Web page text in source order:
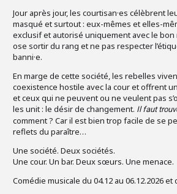
Jour après jour, les courtisan·es célèbrent
masqué et surtout : eux-mêmes et elles-
exclusif et autorisé uniquement avec le bon
ose sortir du rang et ne pas respecter
banni·e.
En marge de cette société, les rebelles
coexistence hostile avec la cour et offrent
et ceux qui ne peuvent ou ne veulent pas
les unit : le désir de changement. Il faut
comment ? Car il est bien trop facile de se
reflets du paraître…
Une société. Deux sociétés.
Une cour. Un bar. Deux sœurs. Une menace.
Comédie musicale du 04.12 au 06.12.2026 et